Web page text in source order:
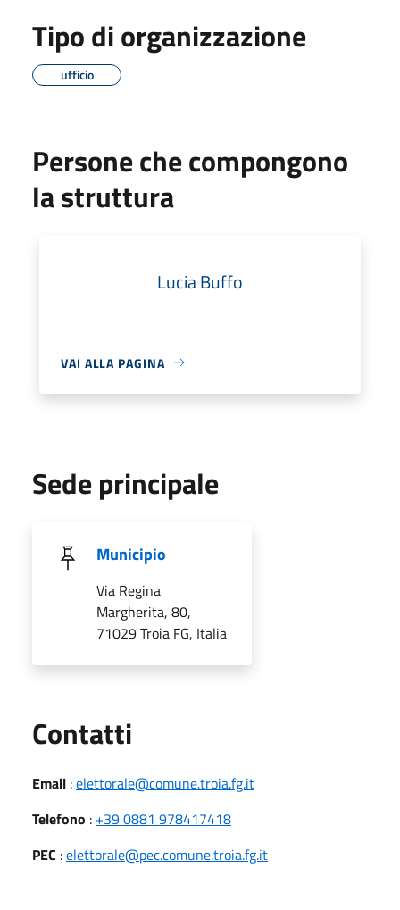
Tipo di organizzazione
ufficio
Persone che compongono
la struttura
Lucia Buffo
VAI ALLA PAGINA
Sede principale
Municipio
Via Regina
Margherita, 80,
71029 Troia FG, Italia
Contatti
Email :elettorale@comune.troia.fg.it
Telefono : +39 0881 978417418
PEC :elettorale@pec.comune.troia.fg.it